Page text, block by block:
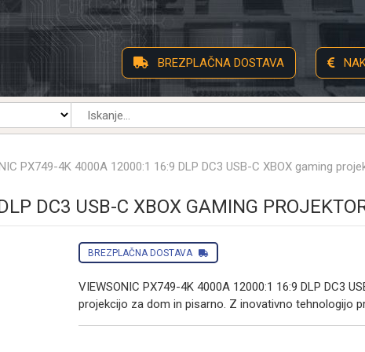
BREZPLAČNA DOSTAVA
PX749-4K 4000A 12000:1 16:9 DLP DC3 USB-C XBOX gaming
DC3 USB-C XBOX GAMING
BREZPLAČNA DOSTAVA
VIEWSONIC PX749-4K 4000A 12000:1 16:9 DLP DC3
projekcijo za dom in pisarno. Z inovativno tehnologijo